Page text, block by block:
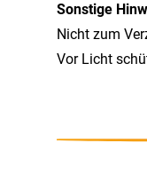
Sonstige
Nicht zum
Vor Licht